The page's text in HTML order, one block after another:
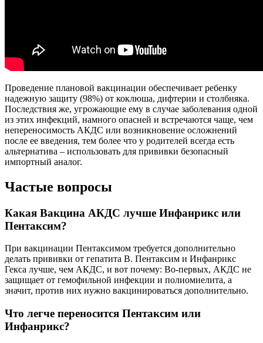
Проведение плановой вакцинации обеспечивает ребенку
надежную защиту (98%) от коклюша, дифтерии и столбняка.
Последствия же, угрожающие ему в случае заболевания одной
из этих инфекций, намного опасней и встречаются чаще, чем
непереносимость АКДС или возникновение осложнений
после ее введения, тем более что у родителей всегда есть
альтернатива – использовать для прививки безопасный
импортный аналог.
Частые вопросы
Какая Вакцина АКДС лучше Инфанрикс или
Пентаксим?
При вакцинации Пентаксимом требуется дополнительно
делать прививки от гепатита B. Пентаксим и Инфанрикс
Гекса лучше, чем АКДС, и вот почему: Во-первых, АКДС не
защищает от гемофильной инфекции и полиомиелита, а
значит, против них нужно вакцинироваться дополнительно.
Что легче переносится Пентаксим или
Инфанрикс?